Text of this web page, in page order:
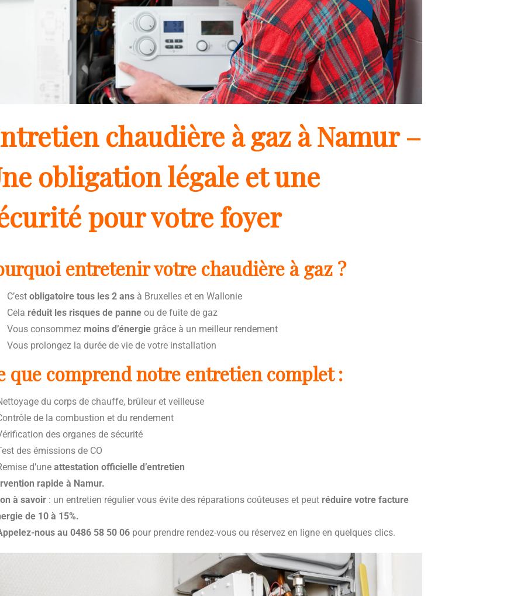
chaudière à gaz à Namur –
obligation légale et une
pour votre foyer
entretenir votre chaudière à gaz ?
C’est obligatoire tous les 2 ansà Bruxelles et en Wallonie
Cela réduit les risques de panneou de fuite de gaz
Vous consommez moins d’énergiegrâce à un meilleur rendement
Vous prolongez la durée de vie de votre installation
que comprend notre entretien complet :
du corps de chauffe, brûleur et veilleuse
de la combustion et du rendement
des organes de sécurité
des émissions de CO
d’uneattestation officielle d’entretien
rapide à Namur.
à savoir : un entretien régulier vous évite des réparations coûteuses et peut réduire votre facture
de 10 à 15%.
nous au 0486 58 50 06 pour prendre rendez-vous ou réservez en ligne en quelques clics.